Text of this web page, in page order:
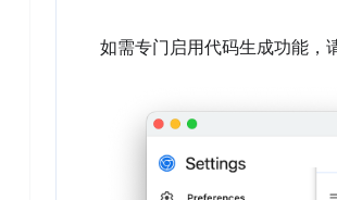
如需专门启用代码生成功能，